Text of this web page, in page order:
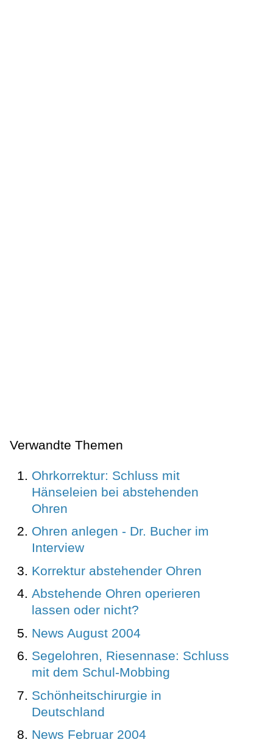
Verwandte Themen
Ohrkorrektur: Schluss mit
Hänseleien bei abstehenden
Ohren
Ohren anlegen - Dr. Bucher im
Interview
Korrektur abstehender Ohren
Abstehende Ohren operieren
lassen oder nicht?
News August 2004
Segelohren, Riesennase: Schluss
mit dem Schul-Mobbing
Schönheitschirurgie in
Deutschland
News Februar 2004